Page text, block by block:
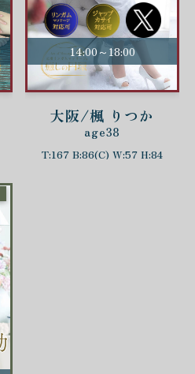
14:00～18:00
大阪/楓 りつか
age38
T:167 B:86(C) W:57 H:84